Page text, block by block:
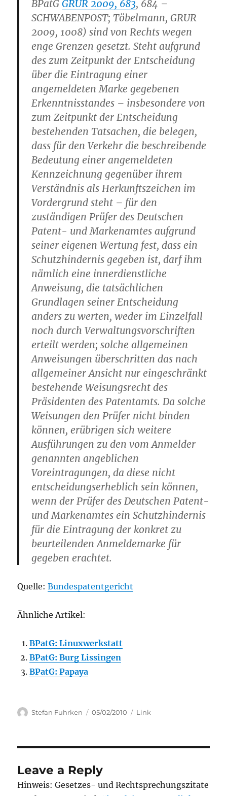
BPatGGRUR 2009, 683, 684 –
SCHWABENPOST; Töbelmann, GRUR
2009, 1008) sind von Rechts wegen
enge Grenzen gesetzt. Steht aufgrund
des zum Zeitpunkt der Entscheidung
über die Eintragung einer
angemeldeten Marke gegebenen
Erkenntnisstandes – insbesondere von
zum Zeitpunkt der Entscheidung
bestehenden Tatsachen, die belegen,
dass für den Verkehr die beschreibende
Bedeutung einer angemeldeten
Kennzeichnung gegenüber ihrem
Verständnis als Herkunftszeichen im
Vordergrund steht – für den
zuständigen Prüfer des Deutschen
Patent- und Markenamtes aufgrund
seiner eigenen Wertung fest, dass ein
Schutzhindernis gegeben ist, darf ihm
nämlich eine innerdienstliche
Anweisung, die tatsächlichen
Grundlagen seiner Entscheidung
anders zu werten, weder im Einzelfall
noch durch Verwaltungsvorschriften
erteilt werden; solche allgemeinen
Anweisungen überschritten das nach
allgemeiner Ansicht nur eingeschränkt
bestehende Weisungsrecht des
Präsidenten des Patentamts. Da solche
Weisungen den Prüfer nicht binden
können, erübrigen sich weitere
Ausführungen zu den vom Anmelder
genannten angeblichen
Voreintragungen, da diese nicht
entscheidungserheblich sein können,
wenn der Prüfer des Deutschen Patent-
und Markenamtes ein Schutzhindernis
für die Eintragung der konkret zu
beurteilenden Anmeldemarke für
gegeben erachtet.
Quelle:Bundespatentgericht
Ähnliche Artikel:
BPatG: Linuxwerkstatt
BPatG: Burg Lissingen
BPatG: Papaya
Author
Stefan Fuhrken
Posted
05/02/2010 Categories
Link
Leave a Reply
Hinweis: Gesetzes- und Rechtsprechungszitate